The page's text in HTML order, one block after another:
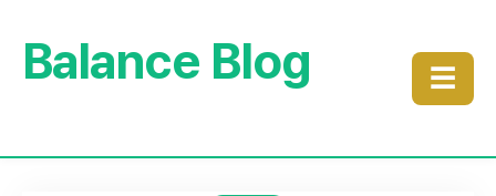
Balance Blog ☰